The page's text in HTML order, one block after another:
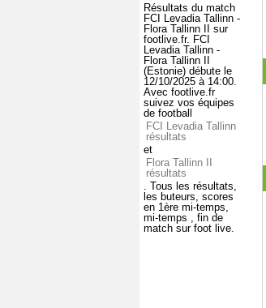
Résultats du match
FCI Levadia Tallinn -
Flora Tallinn II sur
footlive.fr. FCI
Levadia Tallinn -
Flora Tallinn II
(Estonie) débute le
12/10/2025 à 14:00.
Avec footlive.fr
suivez vos équipes
de football
FCI Levadia Tallinn
résultats
et
Flora Tallinn II
résultats
. Tous les résultats,
les buteurs, scores
en 1ère mi-temps,
mi-temps , fin de
match sur foot live.